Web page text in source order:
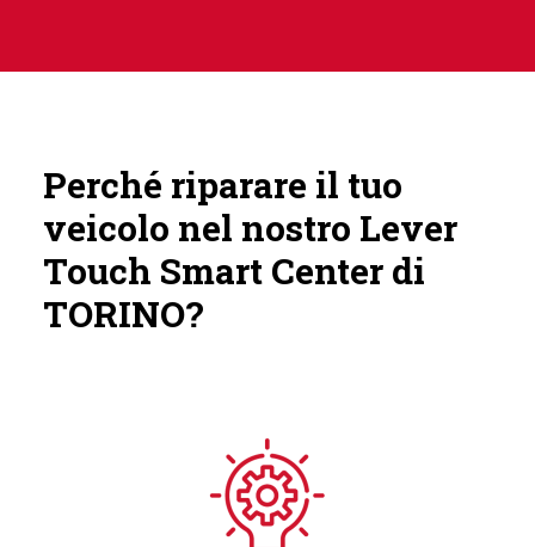
Perché riparare il tuo
veicolo nel nostro Lever
Touch Smart Center di
TORINO?